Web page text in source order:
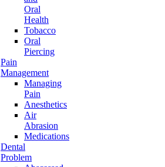
Oral
Health
Tobacco
Oral
Piercing
Pain
Management
Managing
Pain
Anesthetics
Air
Abrasion
Medications
Dental
Problem